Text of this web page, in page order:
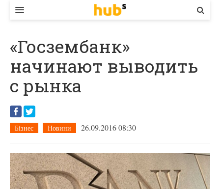
ЕКОНОМІКА
БІЗНЕС
СТАРТЕР
КОНТАКТИ
«Госзембанк»
начинают выводить
с рынка
Бізнес Новини 26.09.2016 08:30